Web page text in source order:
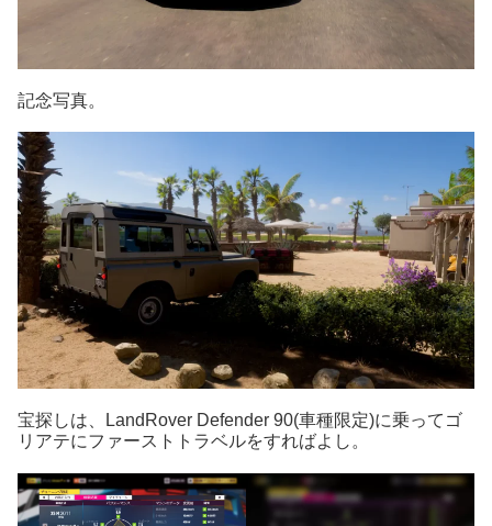
記念写真。
宝探しは、LandRover Defender 90(車種限定)に乗ってゴ
リアテにファーストトラベルをすればよし。